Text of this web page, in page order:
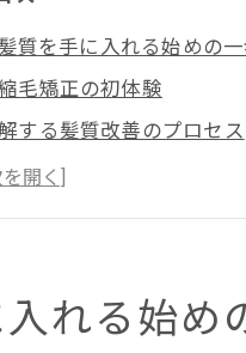
質を手に入れる始めの
毛矯正の初体験
する髪質改善のプロセス
構え
毛矯正メニューの選び方
心できるポイント
矯正の魅力
れる始め